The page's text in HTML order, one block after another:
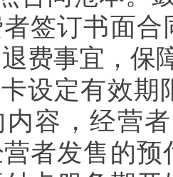
签订书面合
费事宜，保
设定有效期
内容，经营
者发售的